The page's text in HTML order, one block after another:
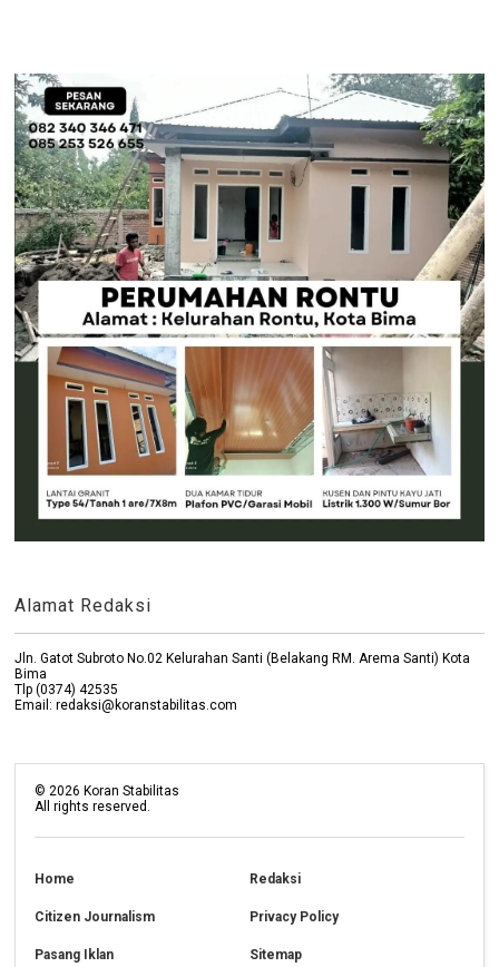
Alamat Redaksi
Jln. Gatot Subroto No.02 Kelurahan Santi (Belakang RM. Arema Santi) Kota
Bima
Tlp (0374) 42535
Email: redaksi@koranstabilitas.com
©2026 Koran Stabilitas
All rights reserved.
Home Redaksi
Citizen Journalism Privacy Policy
Pasang Iklan Sitemap